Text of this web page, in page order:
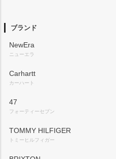
ブランド
NewEra
ニューエラ
Carhartt
カーハート
47
フォーティーセブン
TOMMY HILFIGER
トミーヒルフィガー